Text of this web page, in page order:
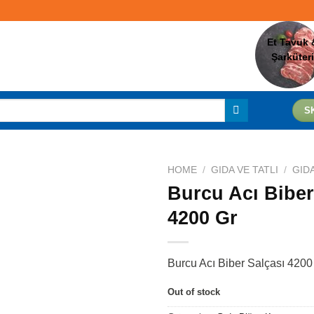
Et Tavuk
Şarküteri
HOME / GIDA VE TATLI /
Burcu Acı
4200 Gr
Burcu Acı Biber Salçası
Out of stock